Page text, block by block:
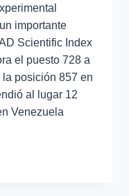
importante
Scientific Index
el puesto 728 a
posición 857 en
al lugar 12
Venezuela